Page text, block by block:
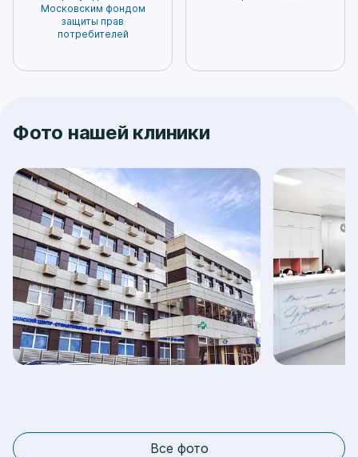
Московским фондом
защиты прав
потребителей
Фото нашей клиники
Все фото